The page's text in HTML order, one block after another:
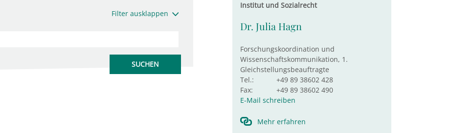
Filter ausklappen
Institut und Sozialrecht
Dr. Julia Hagn
Forschungskoordination und
Wissenschaftskommunikation, 1.
Gleichstellungsbeauftragte
Tel.:
+49 89 38602 428
Fax:
+49 89 38602 490
E-Mail schreiben
Mehr erfahren